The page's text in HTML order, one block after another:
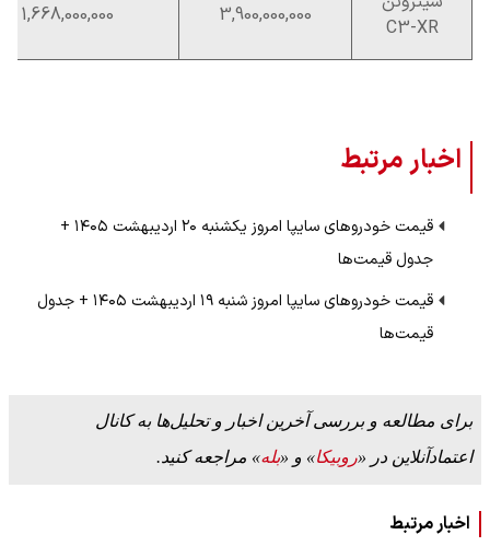
C3-XR
3,900,000,000
1,668,000,000
اخبار مرتبط
قیمت خودرو‌های سایپا امروز یکشنبه ۲۰ اردیبهشت ۱۴۰۵ +
جدول قیمت‌ها
قیمت خودرو‌های سایپا امروز شنبه ۱۹ اردیبهشت ۱۴۰۵ + جدول
قیمت‌ها
برای مطالعه و بررسی آخرین اخبار و تحلیل‌ها به کانال
اعتمادآنلاین در «روبیکا» و «بله» مراجعه کنید.
اخبار مرتبط